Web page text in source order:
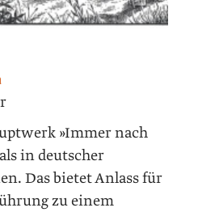
»Immer nach
in deutscher
Das bietet Anlass für
zu einem